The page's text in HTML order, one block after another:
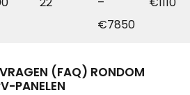
€7850
VRAGEN (FAQ) RONDOM
PANELEN